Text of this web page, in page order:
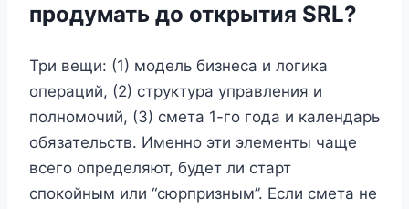
продумать до открытия SRL?
Три вещи: (1) модель бизнеса и логика
операций, (2) структура управления и
полномочий, (3) смета 1-го года и календарь
обязательств. Именно эти элементы чаще
всего определяют, будет ли старт
спокойным или “сюрпризным”. Если смета не